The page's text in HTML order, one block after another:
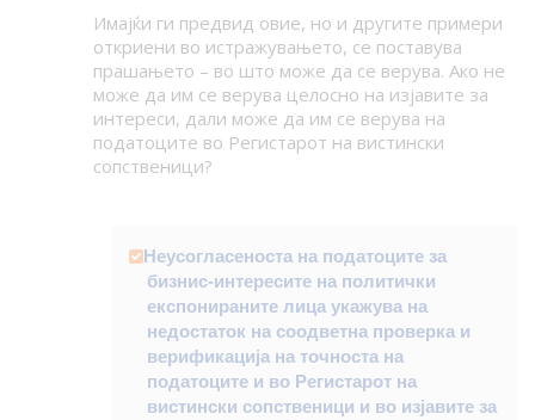
Имајќи ги предвид овие, но и другите примери
откриени во истражувањето, се поставува
прашањето – во што може да се верува. Ако не
може да им се верува целосно на изјавите за
интереси, дали може да им се верува на
податоците во Регистарот на вистински
сопственици?
Неусогласеноста на податоците за
бизнис-интересите на политички
експонираните лица укажува на
недостаток на соодветна проверка и
верификација на точноста на
податоците и во Регистарот на
вистински сопственици и во изјавите за